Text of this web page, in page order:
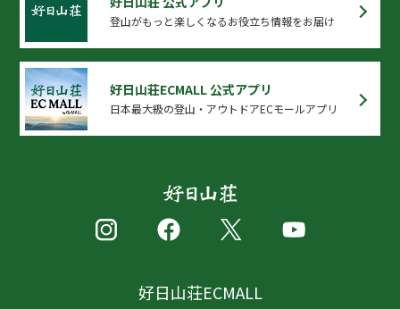
登山がもっと楽しくなるお役立ち情報をお届け
好日山荘ECMALL 公式アプリ
日本最大級の登山・アウトドアECモールアプリ
好日山荘ECMALL